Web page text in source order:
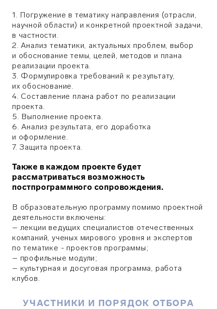
1. Погружение в тематику направления (отрасли,
научной области) и конкретной проектной задачи,
в частности.
2. Анализ тематики, актуальных проблем, выбор
и обоснование темы, целей, методов и плана
реализации проекта.
3. Формулировка требований к результату,
их обоснование.
4. Составление плана работ по реализации
проекта.
5. Выполнение проекта.
6. Анализ результата, его доработка
и оформление.
7. Защита проекта.
Также в каждом проекте будет
рассматриваться возможность
постпрограммного сопровождения.
В образовательную программу помимо проектной
деятельности включены:
– лекции ведущих специалистов отечественных
компаний, ученых мирового уровня и экспертов
по тематике - проектов программы;
– профильные модули;
– культурная и досуговая программа, работа
клубов.
УЧАСТНИКИ И ПОРЯДОК ОТБОРА